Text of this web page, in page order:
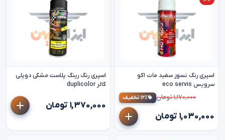
اسپری رنگ نسوز سفید مات اکو
سرویس eco servis
۱,۱۷۰,۰۰۰ تومان ۱۲٪ تخفیف
۱,۰۳۰,۰۰۰ تومان
اسپری رنگ رینگ پلاست مشکی دوپلی
کالر duplicolor
۱,۳۷۰,۰۰۰ تومان